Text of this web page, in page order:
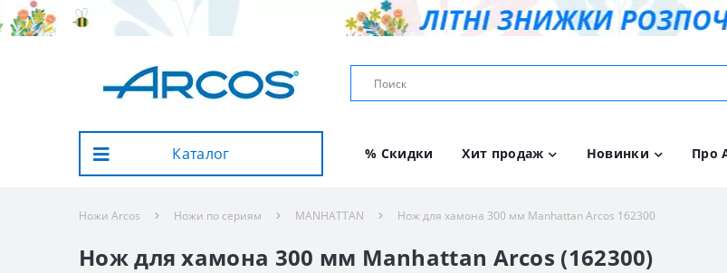
Каталог % Скидки Хит продаж Новинки Про
Ножи Arcos Ножи по сериям MANHATTAN Нож для хамона 300 мм Manhattan Arcos 162300
Нож для хамона 300 мм Manhattan Arcos (162300)